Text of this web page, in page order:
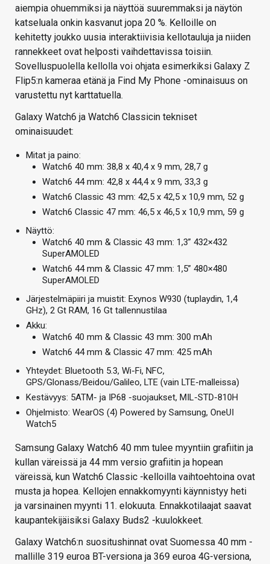
aiempia ohuemmiksi ja näyttöä suuremmaksi ja näytön
katseluala onkin kasvanut jopa 20 %. Kelloille on
kehitetty joukko uusia interaktiivisia kellotauluja ja niiden
rannekkeet ovat helposti vaihdettavissa toisiin.
Sovelluspuolella kellolla voi ohjata esimerkiksi Galaxy Z
Flip5:n kameraa etänä ja Find My Phone -ominaisuus on
varustettu nyt karttatuella.
Galaxy Watch6 ja Watch6 Classicin tekniset
ominaisuudet:
Mitat ja paino:
Watch6 40 mm: 38,8 x 40,4 x 9 mm, 28,7 g
Watch6 44 mm: 42,8 x 44,4 x 9 mm, 33,3 g
Watch6 Classic 43 mm: 42,5 x 42,5 x 10,9 mm, 52 g
Watch6 Classic 47 mm: 46,5 x 46,5 x 10,9 mm, 59 g
Näyttö:
Watch6 40 mm & Classic 43 mm: 1,3” 432×432
SuperAMOLED
Watch6 44 mm & Classic 47 mm: 1,5” 480×480
SuperAMOLED
Järjestelmäpiiri ja muistit: Exynos W930 (tuplaydin, 1,4
GHz), 2 Gt RAM, 16 Gt tallennustilaa
Akku:
Watch6 40 mm & Classic 43 mm: 300 mAh
Watch6 44 mm & Classic 47 mm: 425 mAh
Yhteydet: Bluetooth 5.3, Wi-Fi, NFC,
GPS/Glonass/Beidou/Galileo, LTE (vain LTE-malleissa)
Kestävyys: 5ATM- ja IP68 -suojaukset, MIL-STD-810H
Ohjelmisto: WearOS (4) Powered by Samsung, OneUI
Watch5
Samsung Galaxy Watch6 40 mm tulee myyntiin grafiitin ja
kullan väreissä ja 44 mm versio grafiitin ja hopean
väreissä, kun Watch6 Classic -kelloilla vaihtoehtoina ovat
musta ja hopea. Kellojen ennakkomyynti käynnistyy heti
ja varsinainen myynti 11. elokuuta. Ennakkotilaajat saavat
kaupantekijäisiksi Galaxy Buds2 -kuulokkeet.
Galaxy Watch6:n suositushinnat ovat Suomessa 40 mm -
mallille 319 euroa BT-versiona ja 369 euroa 4G-versiona,